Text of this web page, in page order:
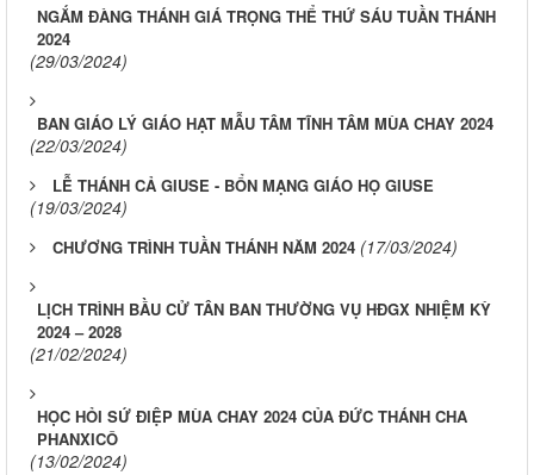
NGẮM ĐÀNG THÁNH GIÁ TRỌNG THỂ THỨ SÁU TUẦN THÁNH
2024
(29/03/2024)
BAN GIÁO LÝ GIÁO HẠT MẪU TÂM TĨNH TÂM MÙA CHAY 2024
(22/03/2024)
LỄ THÁNH CẢ GIUSE - BỔN MẠNG GIÁO HỌ GIUSE
(19/03/2024)
CHƯƠNG TRÌNH TUẦN THÁNH NĂM 2024 (17/03/2024)
LỊCH TRÌNH BẦU CỬ TÂN BAN THƯỜNG VỤ HĐGX NHIỆM KỲ
2024 – 2028
(21/02/2024)
HỌC HỎI SỨ ĐIỆP MÙA CHAY 2024 CỦA ĐỨC THÁNH CHA
PHANXICÔ
(13/02/2024)